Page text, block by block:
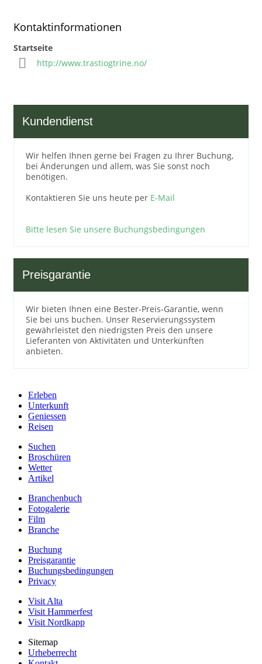
Kontaktinformationen
Startseite
http://www.trastiogtrine.no/
Kundendienst
Wir helfen Ihnen gerne bei Fragen zu Ihrer Buchung,
bei Änderungen und allem, was Sie sonst noch
benötigen.
Kontaktieren Sie uns heute per E-Mail
Bitte lesen Sie unsere Buchungsbedingungen
Preisgarantie
Wir bieten Ihnen eine Bester-Preis-Garantie, wenn
Sie bei uns buchen. Unser Reservierungssystem
gewährleistet den niedrigsten Preis den unsere
Lieferanten von Aktivitäten und Unterkünften
anbieten.
Erleben
Unterkunft
Geniessen
Reisen
Suchen
Broschüren
Wetter
Artikel
Branchenbuch
Fotogalerie
Film
Branche
Buchung
Preisgarantie
Buchungsbedingungen
Privacy
Visit Alta
Visit Hammerfest
Visit Nordkapp
Sitemap
Urheberrecht